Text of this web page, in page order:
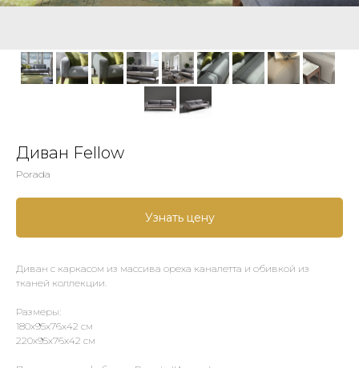
Диван Fellow
Porada
Узнать цену
Диван с каркасом из массива ореха каналетта и обивкой из
тканей коллекции.
Размеры:
180х95х76х42 см
220х95х76х42 см